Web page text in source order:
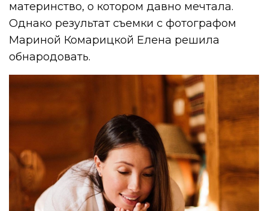
материнство, о котором давно мечтала.
Однако результат съемки с фотографом
Мариной Комарицкой Елена решила
обнародовать.